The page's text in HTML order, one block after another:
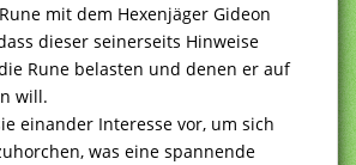
mit dem Hexenjäger Gideon
dieser seinerseits Hinweise
Rune belasten und denen er auf
will.
einander Interesse vor, um sich
was eine spannende